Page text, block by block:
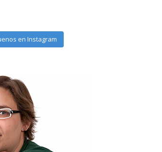
en Instagram